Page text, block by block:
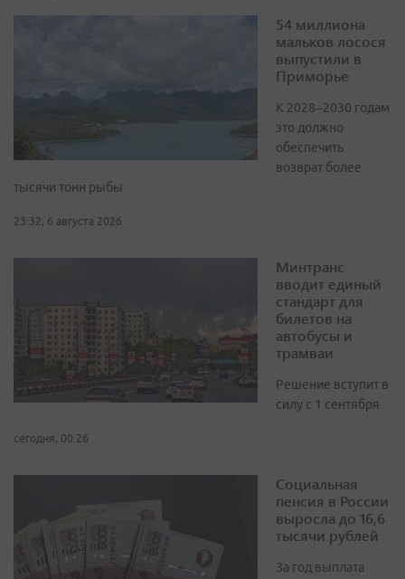
54 миллиона
мальков лосося
выпустили в
Приморье
К 2028–2030 годам
это должно
обеспечить
возврат более
тысячи тонн рыбы
23:32, 6 августа 2026
Минтранс
вводит единый
стандарт для
билетов на
автобусы и
трамваи
Решение вступит в
силу с 1 сентября
сегодня, 00:26
Социальная
пенсия в России
выросла до 16,6
тысячи рублей
За год выплата